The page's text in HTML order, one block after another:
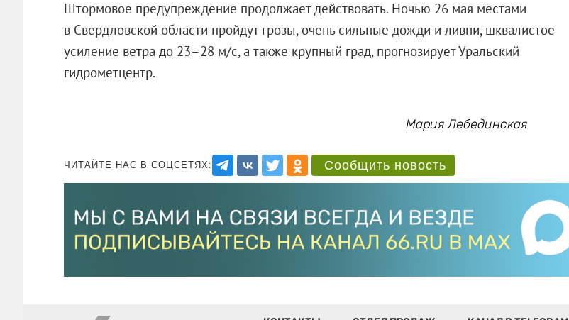
Штормовое предупреждение продолжает действовать. Ночью 26 мая местами
в Свердловской области пройдут грозы, очень сильные дожди и ливни, шквалистое
усиление ветра до 23–28 м/с, а также крупный град, прогнозирует Уральский
гидрометцентр.
Мария Лебединская
ЧИТАЙТЕ НАС В СОЦСЕТЯХ: Сообщить новость